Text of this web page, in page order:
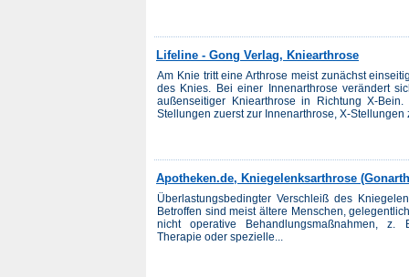
Lifeline - Gong Verlag, Kniearthrose
Am Knie tritt eine Arthrose meist zunächst
des Knies. Bei einer Innenarthrose verändert
außenseitiger Kniearthrose in Richtung X-
Stellungen zuerst zur Innenarthrose, X-Stellungen
Apotheken.de, Kniegelenksarthrose
Überlastungsbedingter Verschleiß des
Betroffen sind meist ältere Menschen,
nicht operative Behandlungsmaßnahmen, z.
Therapie oder spezielle...